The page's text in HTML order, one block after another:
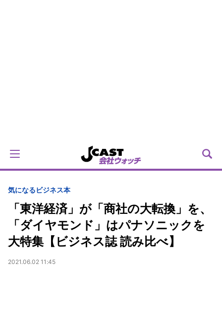
気になるビジネス本
「東洋経済」が「商社の大転換」を、
「ダイヤモンド」はパナソニックを
大特集【ビジネス誌 読み比べ】
2021.06.02 11:45